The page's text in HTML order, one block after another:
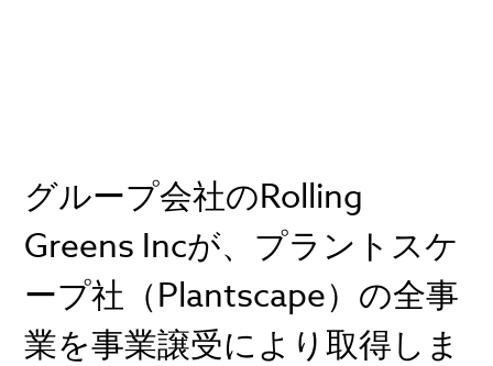
グループ会社のRolling
Greens Incが、プラントスケ
ープ社（Plantscape）の全事
業を事業譲受により取得しま